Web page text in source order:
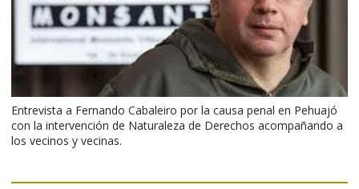
Entrevista a Fernando Cabaleiro por la causa penal en Pehuajó
con la intervención de Naturaleza de Derechos acompañando a
los vecinos y vecinas.